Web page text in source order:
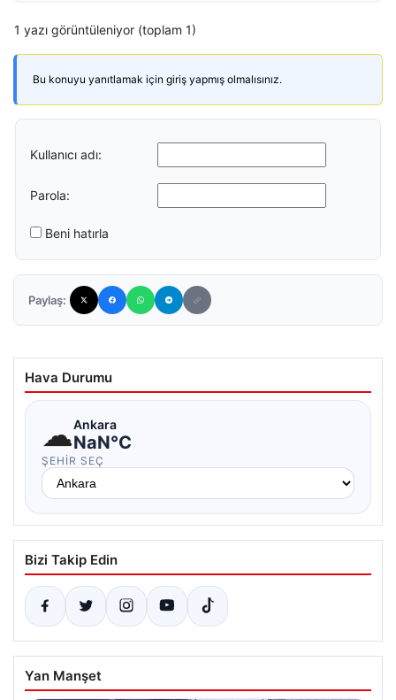
1 yazı görüntüleniyor (toplam 1)
Bu konuyu yanıtlamak için giriş yapmış olmalısınız.
Kullanıcı adı:
Parola:
Beni hatırla
Paylaş:
Hava Durumu
☁Ankara
NaN°C
ŞEHIR SEÇ
Bizi Takip Edin
Yan Manşet